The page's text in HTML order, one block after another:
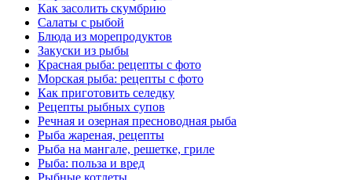
Как засолить скумбрию
Салаты с рыбой
Блюда из морепродуктов
Закуски из рыбы
Красная рыба: рецепты с фото
Морская рыба: рецепты с фото
Как приготовить селедку
Рецепты рыбных супов
Речная и озерная пресноводная рыба
Рыба жареная, рецепты
Рыба на мангале, решетке, гриле
Рыба: польза и вред
Рыбные котлеты